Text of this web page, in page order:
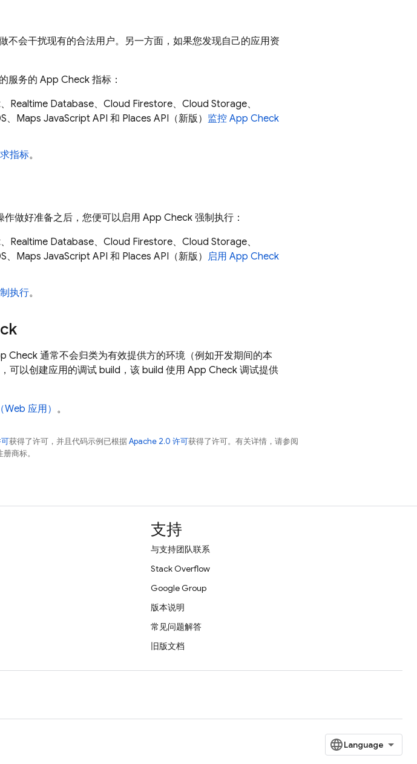
不会干扰现有的合法用户。另一方面，如果您发现自己的应用资
服务的 App Check 指标：
、 Realtime Database、 Cloud Firestore、 Cloud Storage、
Maps JavaScript API 和 Places API（新版） 监控 App Check
指标。
做好准备之后，您便可以启用 App Check 强制执行：
、 Realtime Database、 Cloud Firestore、 Cloud Storage、
Maps JavaScript API 和 Places API（新版） 启用 App Check
执行。
Check 通常不会归类为有效提供方的环境（例如开发期间的本
可以创建应用的调试 build，该 build 使用 App Check 调试提供
应用） 。
获得了许可，并且代码示例已根据Apache 2.0 许可获得了许可。有关详情，请参阅
商标。
支持
与支持团队联系
Stack Overflow
Google Group
版本说明
常见问题解答
旧版文档